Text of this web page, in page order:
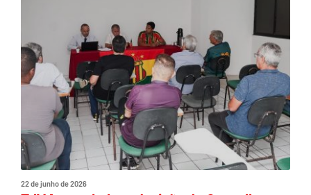
22 de junho de 2026